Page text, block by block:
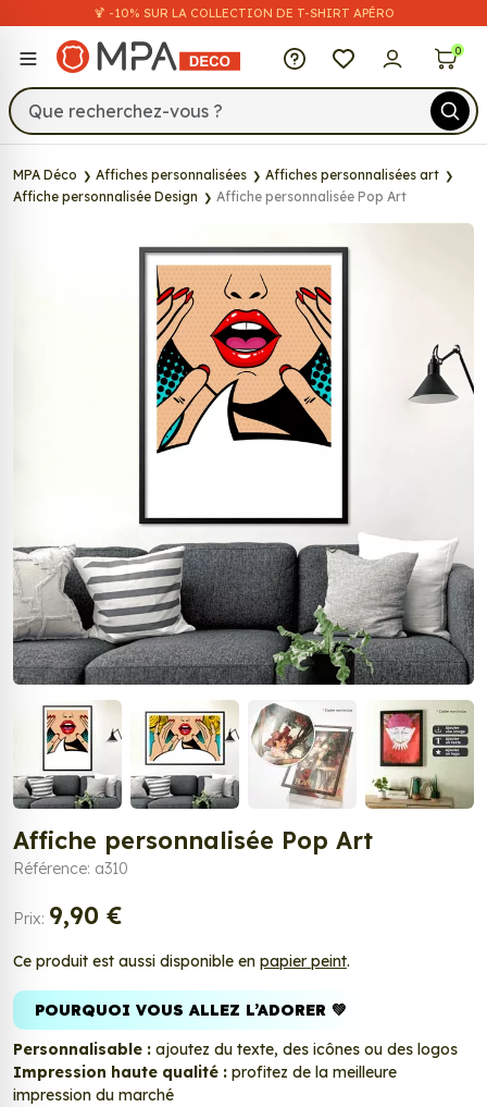
🍹 -10% SUR LA COLLECTION DE T-SHIRT APÉRO
MPA Déco 0
MPA Déco Affiches personnalisées
Affiches personnalisées art
Affiche personnalisée Design
Affiche personnalisée Pop Art
Affiche personnalisée Pop Art
Référence: a310
Prix: 9,90 €
Ce produit est aussi disponible en papier peint.
POURQUOI VOUS ALLEZ L’ADORER 💚
Personnalisable : ajoutez du texte, des icônes ou des logos
Impression haute qualité : profitez de la meilleure
impression du marché